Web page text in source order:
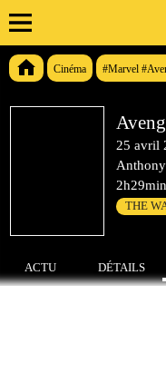
Cinéma #Marvel
25 avril
Anthony
2h29min
THE
ACTU DÉTAILS